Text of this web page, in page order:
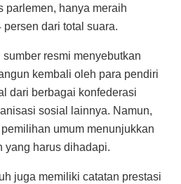
parlemen, hanya meraih
dari total suara.
resmi menyebutkan
kembali oleh para pendiri
dari berbagai konfederasi
sosial lainnya. Namun,
umum menunjukkan
yang harus dihadapi.
juga memiliki catatan prestasi